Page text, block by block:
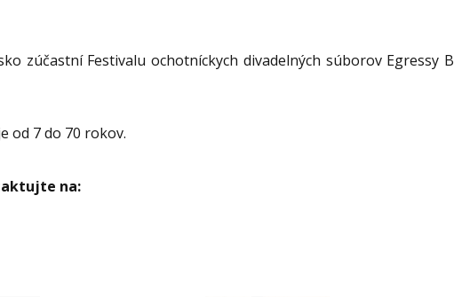
zúčastní Festivalu ochotníckych divadelných súborov Egressy
od 7 do 70 rokov.
na: